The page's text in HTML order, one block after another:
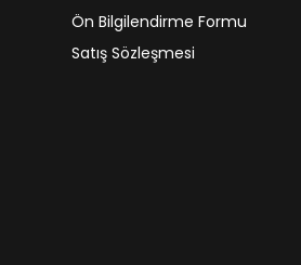
Ön Bilgilendirme Formu
Satış Sözleşmesi